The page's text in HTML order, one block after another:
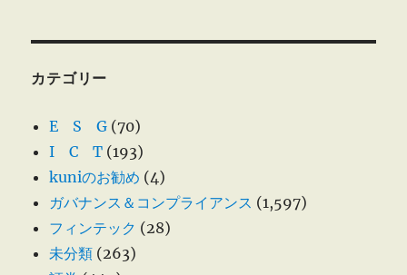
カテゴリー
E S G (70)
I C T (193)
kuniのお勧め (4)
ガバナンス＆コンプライアンス (1,597)
フィンテック (28)
未分類 (263)